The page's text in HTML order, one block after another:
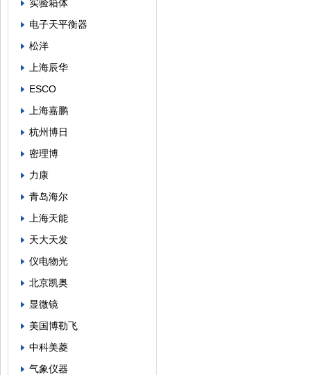
实验箱体
电子天平衡器
松洋
上海辰华
ESCO
上海嘉鹏
杭州博日
密理博
力康
青岛海尔
上海天能
天大天发
仪电物光
北京凯奥
显微镜
美国博勒飞
中科美菱
气象仪器